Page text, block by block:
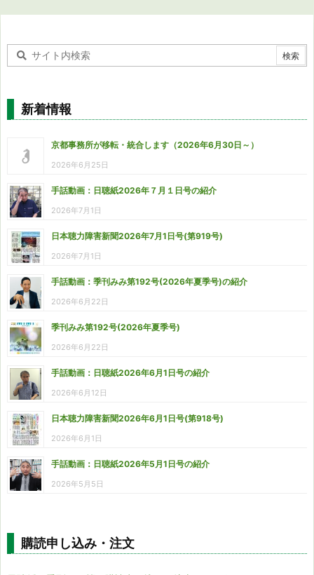
新着情報
京都事務所が移転・統合します（2026年6月30日～）
2026年6月25日
手話動画：日聴紙2026年７月１日号の紹介
2026年7月1日
日本聴力障害新聞2026年7月1日号(第919号)
2026年7月1日
手話動画：季刊みみ第192号(2026年夏季号)の紹介
2026年6月22日
季刊みみ第192号(2026年夏季号)
2026年6月22日
手話動画：日聴紙2026年6月1日号の紹介
2026年6月12日
日本聴力障害新聞2026年6月1日号(第918号)
2026年6月1日
手話動画：日聴紙2026年5月1日号の紹介
2026年5月5日
購読申し込み・注文